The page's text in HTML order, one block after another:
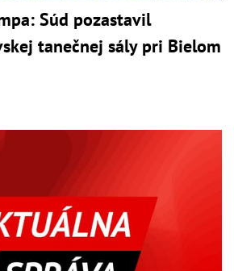
Súd pozastavil
tanečnej sály pri Bielom